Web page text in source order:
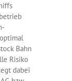
Bahn
Risiko
dabei